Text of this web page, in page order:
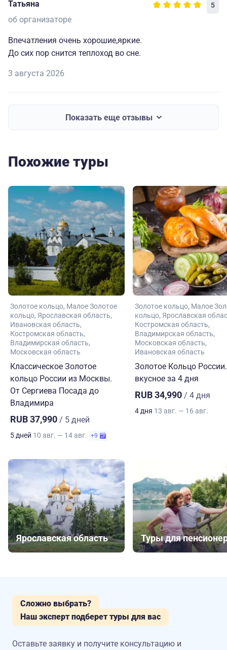
Татьяна 5
об организаторе
Впечатления очень хорошие,яркие.
До сих пор снится теплоход во сне.
3 августа 2026
Показать еще отзывы
Похожие туры
Золотое кольцо Малое Золотое
кольцо Ярославская область
Ивановская область
Костромская область
Владимирская область
Московская область
Классическое Золотое
кольцо России из Москвы.
От Сергиева Посада до
Владимира
RUB 37,990 / 5 дней
5 дней 10 авг. — 14 авг. +9
Золотое кольцо Малое
кольцо Ярославская
Костромская область
Владимирская область
Московская область
Ивановская область
Золотое Кольцо
вкусное за 4 дня
RUB 34,990 / 4 дня
4 дня 13 авг. — 16 авг.
Ярославская область Туры для
Сложно выбрать?
Наш эксперт подберет туры для вас
Оставьте заявку и получите консультацию и